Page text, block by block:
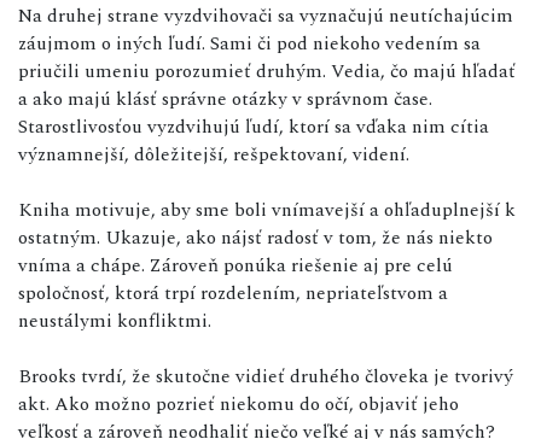
Na druhej strane vyzdvihovači sa vyznačujú neutíchajúcim
záujmom o iných ľudí. Sami či pod niekoho vedením sa
priučili umeniu porozumieť druhým. Vedia, čo majú hľadať
a ako majú klásť správne otázky v správnom čase.
Starostlivosťou vyzdvihujú ľudí, ktorí sa vďaka nim cítia
významnejší, dôležitejší, rešpektovaní, videní.
Kniha motivuje, aby sme boli vnímavejší a ohľaduplnejší k
ostatným. Ukazuje, ako nájsť radosť v tom, že nás niekto
vníma a chápe. Zároveň ponúka riešenie aj pre celú
spoločnosť, ktorá trpí rozdelením, nepriateľstvom a
neustálymi konfliktmi.
Brooks tvrdí, že skutočne vidieť druhého človeka je tvorivý
akt. Ako možno pozrieť niekomu do očí, objaviť jeho
veľkosť a zároveň neodhaliť niečo veľké aj v nás samých?